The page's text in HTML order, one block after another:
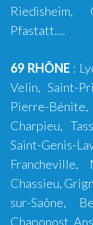
Riedisheim,
Pfastatt....
69 RHÔNE :
Velin, Saint-
Pierre-Bénite,
Charpieu,
Saint-Genis-
Francheville,
Chassieu,
sur-Saône,
Chaponost,